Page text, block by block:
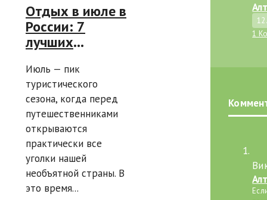
Отдых в июле в
России: 7
лучших
для моря,
походов и
экскурсий
Июль — пик
туристического
сезона, когда перед
путешественниками
открываются
практически все
уголки нашей
необъятной страны. В
это время...
1